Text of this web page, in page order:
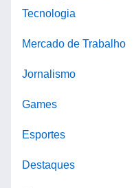
Tecnologia
Mercado de Trabalho
Jornalismo
Games
Esportes
Destaques